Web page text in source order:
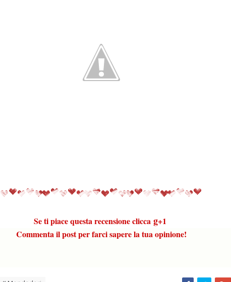
Se ti piace questa recensione clicca g+1
Commenta il post per farci sapere la tua opinione!